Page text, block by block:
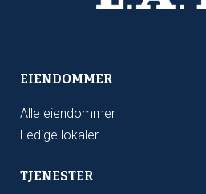
EIENDOMMER
Alle eiendommer
Ledige lokaler
TJENESTER